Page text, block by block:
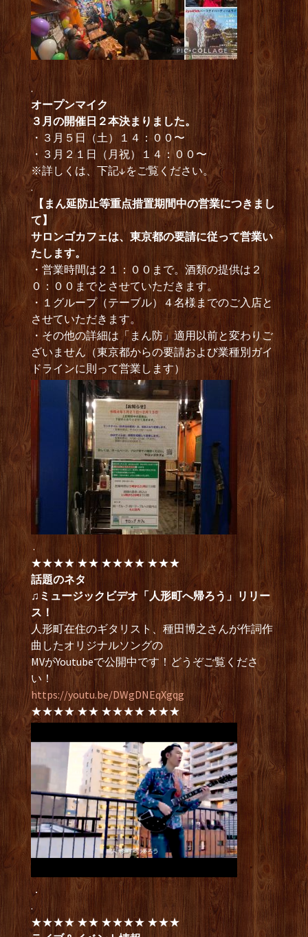
.
オープンマイク
３月の開催日２本決まりました。
・３月５日（土）１４：００〜
・３月２１日（月祝）１４：００〜
※詳しくは、下記↓をご覧ください。
.
【まん延防止等重点措置期間中の営業につきまし
て】
サロンゴカフェは、東京都の要請に従って営業い
たします。
・営業時間は２１：００まで。酒類の提供は２
０：００までとさせていただきます。
・１グループ（テーブル）４名様までのご入店と
させていただきます。
・その他の詳細は「まん防」適用以前と変わりご
ざいません（東京都からの要請および業種別ガイ
ドラインに則って営業します）
.
★★★★ ★★ ★★★★ ★★★
話題のネタ
♫ミュージックビデオ「人形町へ帰ろう」リリー
ス！
人形町在住のギタリスト、種田博之さんが作詞作
曲したオリジナルソングの
MVがYoutubeで公開中です！どうぞご覧くださ
い！
https://youtu.be/DWgDNEqXgqg
★★★★ ★★ ★★★★ ★★★
．
.
★★★★ ★★ ★★★★ ★★★